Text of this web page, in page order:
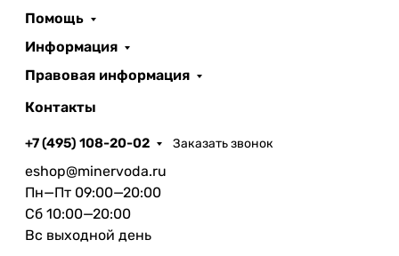
Помощь
Информация
Правовая информация
Контакты
+7 (495) 108-20-02 Заказать звонок
eshop@minervoda.ru
Пн—Пт 09:00—20:00
Сб 10:00—20:00
Вс выходной день